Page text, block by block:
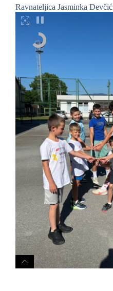
Ravnateljica Jasminka Devčić